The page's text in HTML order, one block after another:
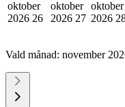
oktober
2026 26
oktober
2026 27
oktober
2026
Vald månad: november